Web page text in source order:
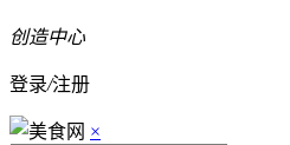
创造中心
登录/注册
×